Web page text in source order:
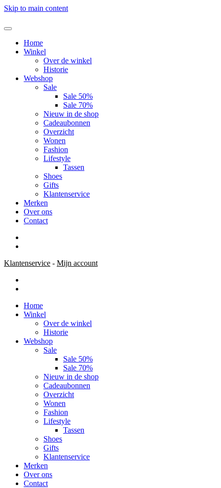
Skip to main content
Home
Winkel
Over de winkel
Historie
Webshop
Sale
Sale 50%
Sale 70%
Nieuw in de shop
Cadeaubonnen
Overzicht
Wonen
Fashion
Lifestyle
Tassen
Shoes
Gifts
Klantenservice
Merken
Over ons
Contact
Klantenservice - Mijn account
Home
Winkel
Over de winkel
Historie
Webshop
Sale
Sale 50%
Sale 70%
Nieuw in de shop
Cadeaubonnen
Overzicht
Wonen
Fashion
Lifestyle
Tassen
Shoes
Gifts
Klantenservice
Merken
Over ons
Contact